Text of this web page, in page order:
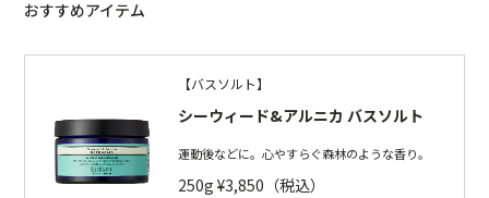
おすすめアイテム
【バスソルト】
シーウィード&アルニカ バスソルト
運動後などに。心やすらぐ森林のような香り。
250g ¥3,850（税込）